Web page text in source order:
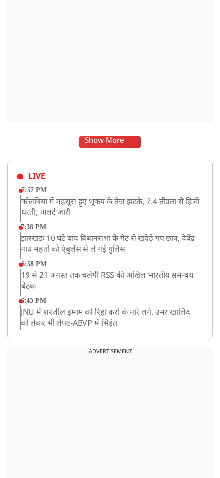
Show More
LIVE
7:57 PM
कोलंबिया में महसूस हुए भूकंप के तेज झटके, 7.4 तीव्रता से हिली
धरती; अलर्ट जारी
7:38 PM
झारखंडः 10 घंटे बाद विधानसभा के गेट से खदेड़े गए छात्र, देवेंद्र
नाथ महतो को एंबुलेंस से ले गई पुलिस
6:58 PM
19 से 21 अगस्त तक चलेगी RSS की अखिल भारतीय समन्वय
बैठक
6:43 PM
JNU में शरजील इमाम को रिहा करो के नारे लगे, उमर खालिद
को लेकर भी लेफ्ट-ABVP में भिड़ंत
रांची में विधानसभा के गेट पर पहुंचे प्रदर्शनकारी छात्र, भारी पुलिस
ADVERTISEMENT